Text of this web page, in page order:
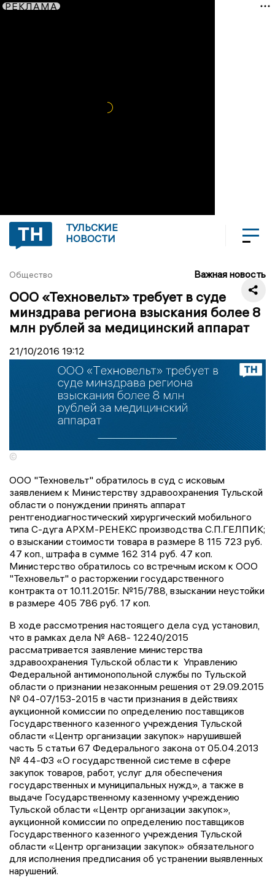
РЕКЛАМА
ТУЛЬСКИЕ
НОВОСТИ
Общество Важная новость
ООО «Техновельт» требует в суде
минздрава региона взыскания более 8
млн рублей за медицинский аппарат
21/10/2016 19:12
©
ООО "Техновельт" обратилось в суд с исковым
заявлением к Министерству здравоохранения Тульской
области о понуждении принять аппарат
рентгенодиагностический хирургический мобильного
типа С-дуга АРХМ-РЕНЕКС производства С.П.ГЕЛПИК;
о взыскании стоимости товара в размере 8 115 723 руб.
47 коп., штрафа в сумме 162 314 руб. 47 коп.
Министерство обратилось со встречным иском к ООО
"Техновельт" о расторжении государственного
контракта от 10.11.2015г. №15/788, взыскании неустойки
в размере 405 786 руб. 17 коп.
В ходе рассмотрения настоящего дела суд установил,
что в рамках дела № А68- 12240/2015
рассматривается заявление министерства
здравоохранения Тульской области к Управлению
Федеральной антимонопольной службы по Тульской
области о признании незаконным решения от 29.09.2015
№ 04-07/153-2015 в части признания в действиях
аукционной комиссии по определению поставщиков
Государственного казенного учреждения Тульской
области «Центр организации закупок» нарушившей
часть 5 статьи 67 Федерального закона от 05.04.2013
№ 44-ФЗ «О государственной системе в сфере
закупок товаров, работ, услуг для обеспечения
государственных и муниципальных нужд», а также в
выдаче Государственному казенному учреждению
Тульской области «Центр организации закупок»,
аукционной комиссии по определению поставщиков
Государственного казенного учреждения Тульской
области «Центр организации закупок» обязательного
для исполнения предписания об устранении выявленных
нарушений.